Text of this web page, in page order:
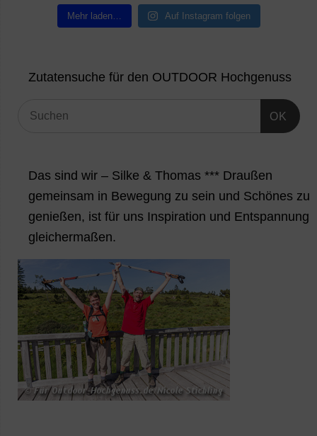
Mehr laden… Auf Instagram folgen
Zutatensuche für den OUTDOOR Hochgenuss
OK
Das sind wir – Silke & Thomas *** Draußen
gemeinsam in Bewegung zu sein und Schönes zu
genießen, ist für uns Inspiration und Entspannung
gleichermaßen.